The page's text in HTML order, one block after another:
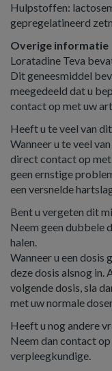
Hulpstoffen:
gepregelatineerd
Overige informatie
Loratadine Teva
Dit geneesmiddel
meegedeeld dat u
contact op met uw
Heeft u te veel van
Wanneer u te veel
direct contact op
geen ernstige
een versnelde
Bent u vergeten dit
Neem geen dubbele
halen.
Wanneer u een dosis
deze dosis alsnog in.
volgende dosis, sla
met uw normale
Heeft u nog andere
Neem dan contact
verpleegkundige.